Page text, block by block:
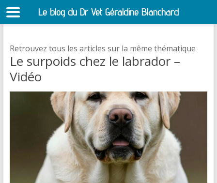
Retrouvez tous les articles sur la même thématique
Le surpoids chez le labrador –
Vidéo
Le blog du Dr Vet Géraldine Blanchard